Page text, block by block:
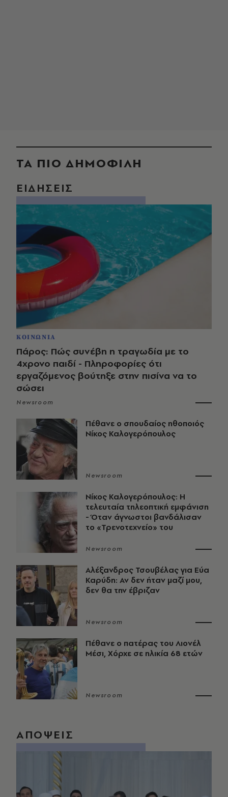
ΤΑ ΠΙΟ ΔΗΜΟΦΙΛΗ
ΕΙΔΗΣΕΙΣ
ΚΟΙΝΩΝΙΑ
Πάρος: Πώς συνέβη η τραγωδία με το
4χρονο παιδί - Πληροφορίες ότι
εργαζόμενος βούτηξε στην πισίνα να το
σώσει
Newsroom
Πέθανε ο σπουδαίος ηθοποιός
Νίκος Καλογερόπουλος
Newsroom
Νίκος Καλογερόπουλος: Η
τελευταία τηλεοπτική εμφάνιση
- Όταν άγνωστοι βανδάλισαν
το «Τρενοτεχνείο» του
Newsroom
Αλέξανδρος Τσουβέλας για Εύα
Καρύδη: Αν δεν ήταν μαζί μου,
δεν θα την έβριζαν
Newsroom
Πέθανε ο πατέρας του Λιονέλ
Μέσι, Χόρχε σε ηλικία 68 ετών
Newsroom
ΑΠΟΨΕΙΣ